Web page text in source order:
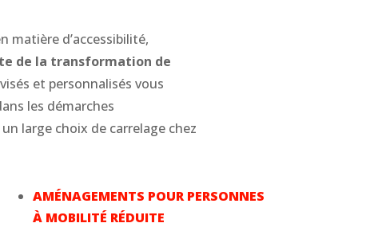
matière d’accessibilité,
de la transformation de
et personnalisés vous
les démarches
large choix de carrelage chez
AMÉNAGEMENTS POUR PERSONNES
À MOBILITÉ RÉDUITE